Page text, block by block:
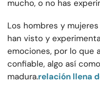
mucho, o no has
Los hombres y
han visto y
emociones, por lo que
confiable, algo así
madura.relación llena